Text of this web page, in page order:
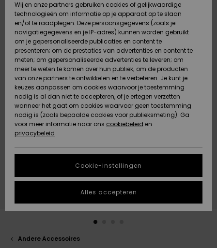
Schoenen &
Slippers
Surf /
Water
Snow
Nieuw
Highlights
Schoenen &
Slippers
Surf /
Water
Sneeuw
Nieuw
Highlights
Highlights
Snow
SURF
Highlights
Community
SNOW
Dames
Snow Shop
Highlights
Gemeenschap
SALE ON
SALE
VROUW
OUTLET
Regio- En
Taalinstellingen
Betaling
Giftcard
Quiksilver
Freedom
Gegevensbescherming
gesprek om het
snelste
vraag te
krijgen.
Gesprek
DUURZAAMHEID
STORE LOCATOR
Andere Accessoires
Wij en onze partners gebruiken cookies of gelijkwaardige
technologieën om informatie op je apparaat op te slaan
en/of te raadplegen. Deze persoonsgegevens (zoals je
navigatiegegevens en je IP-adres) kunnen worden gebruikt
om je gepersonaliseerde publicaties en content te
presenteren; om de prestaties van advertenties en content te
meten; om gepersonaliseerde advertenties te leveren; om
meer te weten te komen over hun publiek; om de producten
van onze partners te ontwikkelen en te verbeteren. Je kunt je
keuzes aanpassen om cookies waarvoor je toestemming
nodig is al dan niet te accepteren, of je ertegen verzetten
wanneer het gaat om cookies waarvoor geen toestemming
nodig is (zoals bepaalde cookies voor publieksmeting). Ga
voor meer informatie naar ons cookiebeleid en
privacybeleid
Cookie-instellingen
Alles accepteren